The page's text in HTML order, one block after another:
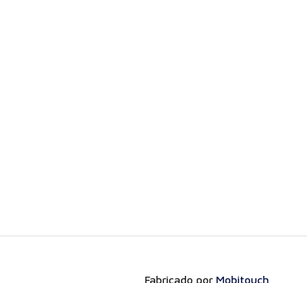
Fabricado por Mobitouch